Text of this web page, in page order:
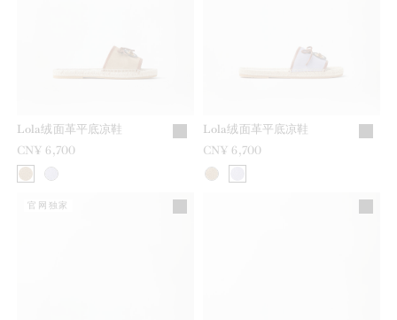
Lola绒面革平底凉鞋
CN¥ 6,700
Lola绒面革平底凉鞋
CN¥ 6,700
官网独家